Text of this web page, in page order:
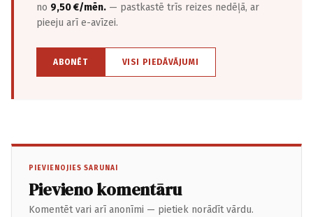
no 9,50 €/mēn. — pastkastē trīs reizes nedēļā, ar
pieeju arī e-avīzei.
ABONĒT VISI PIEDĀVĀJUMI
PIEVIENOJIES SARUNAI
Pievieno komentāru
Komentēt vari arī anonīmi — pietiek norādīt vārdu.